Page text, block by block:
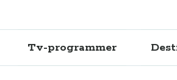
Tv-programmer